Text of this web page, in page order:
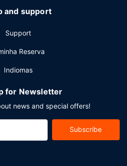
and support
Support
Reserva
Indiomas
for Newsletter
news and special offers!
Subscribe